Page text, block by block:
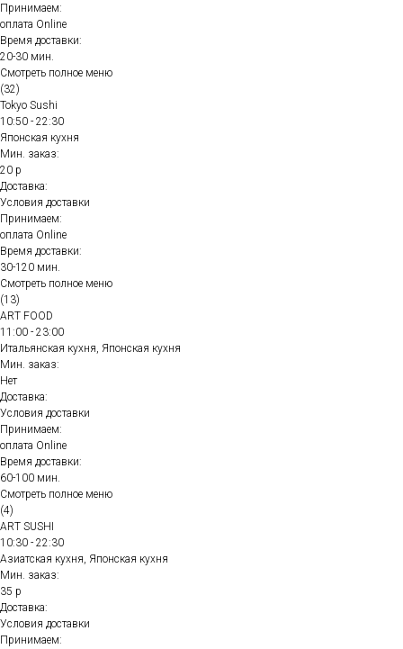
Принимаем:
оплата Online
Время доставки:
20-30 мин.
Смотреть полное меню
(32)
Tokyo Sushi
10:50 - 22:30
Японская кухня
Мин. заказ:
20 р
Доставка:
Условия доставки
Принимаем:
оплата Online
Время доставки:
30-120 мин.
Смотреть полное меню
(13)
ART FOOD
11:00 - 23:00
Итальянская кухня, Японская кухня
Мин. заказ:
Нет
Доставка:
Условия доставки
Принимаем:
оплата Online
Время доставки:
60-100 мин.
Смотреть полное меню
(4)
ART SUSHI
10:30 - 22:30
Азиатская кухня, Японская кухня
Мин. заказ:
35 р
Доставка:
Условия доставки
Принимаем: